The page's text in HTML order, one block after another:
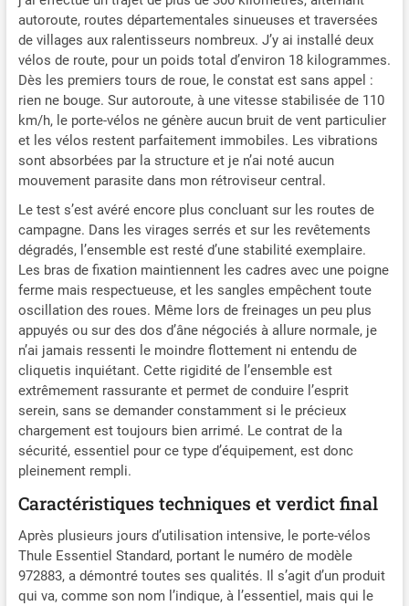
autoroute, routes départementales sinueuses et traversées
de villages aux ralentisseurs nombreux. J’y ai installé deux
vélos de route, pour un poids total d’environ 18 kilogrammes.
Dès les premiers tours de roue, le constat est sans appel :
rien ne bouge. Sur autoroute, à une vitesse stabilisée de 110
km/h, le porte-vélos ne génère aucun bruit de vent particulier
et les vélos restent parfaitement immobiles. Les vibrations
sont absorbées par la structure et je n’ai noté aucun
mouvement parasite dans mon rétroviseur central.
Le test s’est avéré encore plus concluant sur les routes de
campagne. Dans les virages serrés et sur les revêtements
dégradés, l’ensemble est resté d’une stabilité exemplaire.
Les bras de fixation maintiennent les cadres avec une poigne
ferme mais respectueuse, et les sangles empêchent toute
oscillation des roues. Même lors de freinages un peu plus
appuyés ou sur des dos d’âne négociés à allure normale, je
n’ai jamais ressenti le moindre flottement ni entendu de
cliquetis inquiétant. Cette rigidité de l’ensemble est
extrêmement rassurante et permet de conduire l’esprit
serein, sans se demander constamment si le précieux
chargement est toujours bien arrimé. Le contrat de la
sécurité, essentiel pour ce type d’équipement, est donc
pleinement rempli.
Caractéristiques techniques et verdict final
Après plusieurs jours d’utilisation intensive, le porte-vélos
Thule Essentiel Standard, portant le numéro de modèle
972883, a démontré toutes ses qualités. Il s’agit d’un produit
qui va, comme son nom l’indique, à l’essentiel, mais qui le